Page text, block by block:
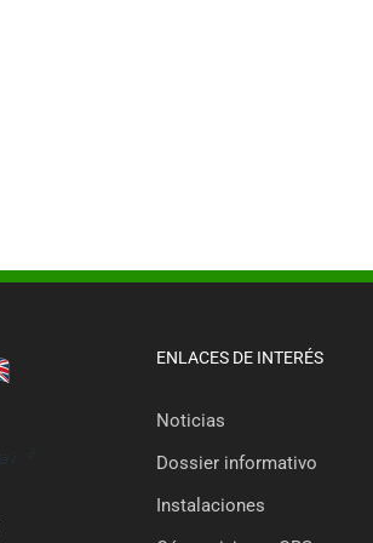
ENLACES DE INTERÉS
Noticias
Dossier informativo
Instalaciones